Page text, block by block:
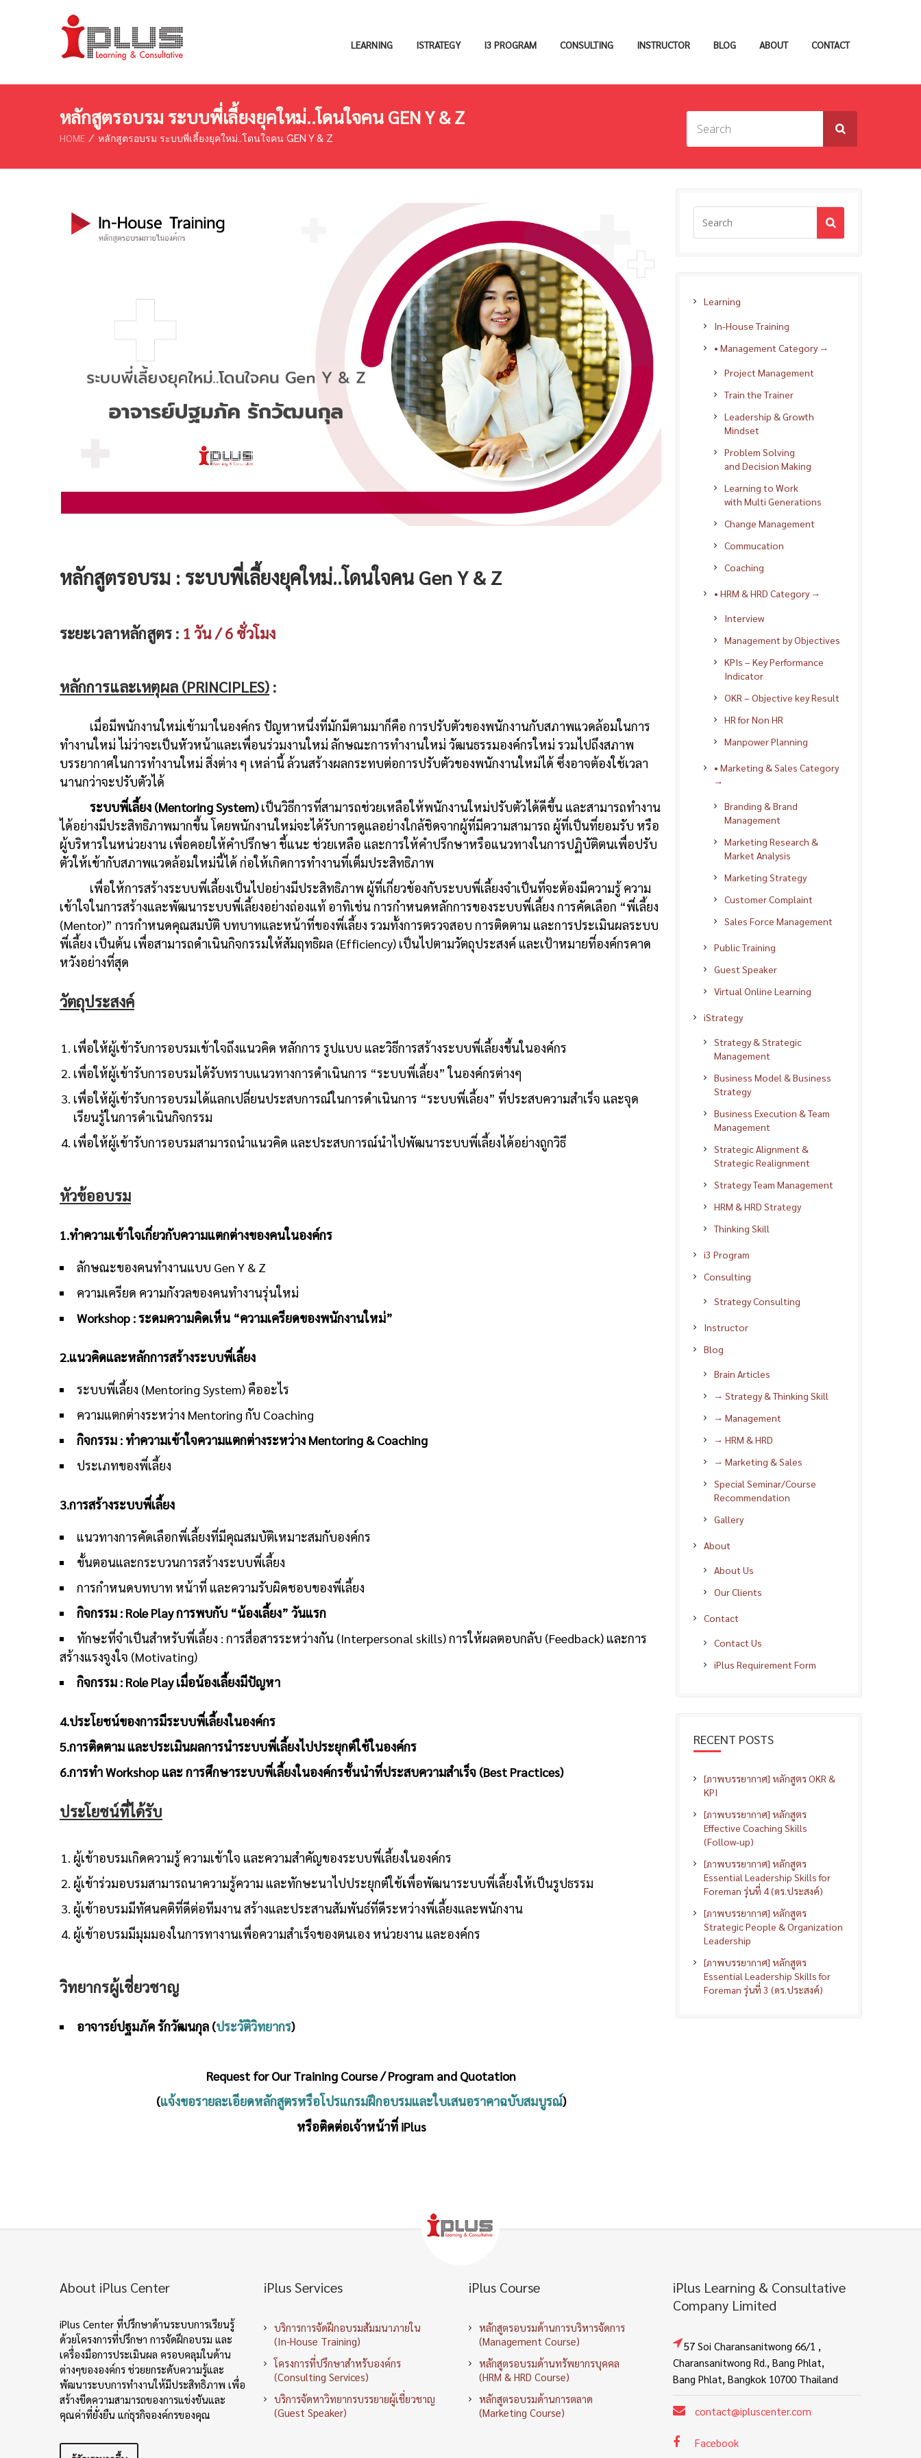
LEARNING ISTRATEGY I3 PROGRAM CONSULTING INSTRUCTOR BLOG ABOUT CONTACT
หลักสูตรอบรม ระบบพี่เลี้ยงยุคใหม่..โดนใจคน GEN Y & Z
HOME หลักสูตรอบรม ระบบพี่เลี้ยงยุคใหม่..โดนใจคน GEN Y & Z
หลักสูตรอบรม : ระบบพี่เลี้ยงยุคใหม่..โดนใจคนGen Y & Z
ระยะเวลาหลักสูตร : 1 วัน / 6 ชั่วโมง
หลักการและเหตุผล (PRINCIPLES) :
เมื่อมีพนักงานใหม่เข้ามาในองค์กร ปัญหาหนึ่งที่มักมีตามมาก็คือ การปรับตัวของพนักงานกับสภาพแวดล้อมในการ
ทำงานใหม่ ไม่ว่าจะเป็นหัวหน้าและเพื่อนร่วมงานใหม่ ลักษณะการทำงานใหม่ วัฒนธรรมองค์กรใหม่ รวมไปถึงสภาพ
บรรยากาศในการทำงานใหม่ สิ่งต่าง ๆ เหล่านี้ ล้วนสร้างผลกระทบต่อการปรับตัวของพนักงานใหม่ได้ ซึ่งอาจต้องใช้เวลา
นานกว่าจะปรับตัวได้
ระบบพี่เลี้ยง (Mentoring System)เป็นวิธีการที่สามารถช่วยเหลือให้พนักงานใหม่ปรับตัวได้ดีขึ้น และสามารถทำงาน
ได้อย่างมีประสิทธิภาพมากขึ้น โดยพนักงานใหม่จะได้รับการดูแลอย่างใกล้ชิดจากผู้ที่มีความสามารถ ผู้ที่เป็นที่ยอมรับ หรือ
ผู้บริหารในหน่วยงาน เพื่อคอยให้คำปรึกษา ชี้แนะ ช่วยเหลือ และการให้คำปรึกษาหรือแนวทางในการปฏิบัติตนเพื่อปรับ
ตัวให้เข้ากับสภาพแวดล้อมใหม่นี้ได้ ก่อให้เกิดการทำงานที่เต็มประสิทธิภาพ
เพื่อให้การสร้างระบบพี่เลี้ยงเป็นไปอย่างมีประสิทธิภาพ ผู้ที่เกี่ยวข้องกับระบบพี่เลี้ยงจำเป็นที่จะต้องมีความรู้ ความ
เข้าใจในการสร้างและพัฒนาระบบพี่เลี้ยงอย่างถ่องแท้ อาทิเช่น การกำหนดหลักการของระบบพี่เลี้ยง การคัดเลือก “พี่เลี้ยง
(Mentor)” การกำหนดคุณสมบัติ บทบาทและหน้าที่ของพี่เลี้ยง รวมทั้งการตรวจสอบ การติดตาม และการประเมินผลระบบ
พี่เลี้ยง เป็นต้น เพื่อสามารถดำเนินกิจกรรมให้สัมฤทธิผล (Efficiency) เป็นไปตามวัตถุประสงค์ และเป้าหมายที่องค์กรคาด
หวังอย่างที่สุด
วัตถุประสงค์
เพื่อให้ผู้เข้ารับการอบรมเข้าใจถึงแนวคิด หลักการ รูปแบบ และวิธีการสร้างระบบพี่เลี้ยงขึ้นในองค์กร
เพื่อให้ผู้เข้ารับการอบรมได้รับทราบแนวทางการดำเนินการ “ระบบพี่เลี้ยง” ในองค์กรต่างๆ
เพื่อให้ผู้เข้ารับการอบรมได้แลกเปลี่ยนประสบการณ์ในการดำเนินการ “ระบบพี่เลี้ยง” ที่ประสบความสำเร็จ และจุด
เรียนรู้ในการดำเนินกิจกรรม
เพื่อให้ผู้เข้ารับการอบรมสามารถนำแนวคิด และประสบการณ์นำไปพัฒนาระบบพี่เลี้ยงได้อย่างถูกวิธี
หัวข้ออบรม
1.ทำความเข้าใจเกี่ยวกับความแตกต่างของคนในองค์กร
ลักษณะของคนทำงานแบบ Gen Y & Z
ความเครียด ความกังวลของคนทำงานรุ่นใหม่
Workshop : ระดมความคิดเห็น “ความเครียดของพนักงานใหม่”
2.แนวคิดและหลักการสร้างระบบพี่เลี้ยง
ระบบพี่เลี้ยง (Mentoring System) คืออะไร
ความแตกต่างระหว่าง Mentoring กับ Coaching
กิจกรรม : ทำความเข้าใจความแตกต่างระหว่าง Mentoring & Coaching
ประเภทของพี่เลี้ยง
3.การสร้างระบบพี่เลี้ยง
แนวทางการคัดเลือกพี่เลี้ยงที่มีคุณสมบัติเหมาะสมกับองค์กร
ขั้นตอนและกระบวนการสร้างระบบพี่เลี้ยง
การกำหนดบทบาท หน้าที่ และความรับผิดชอบของพี่เลี้ยง
กิจกรรม : Role Play การพบกับ “น้องเลี้ยง” วันแรก
ทักษะที่จำเป็นสำหรับพี่เลี้ยง : การสื่อสารระหว่างกัน (Interpersonal skills) การให้ผลตอบกลับ (Feedback) และการ
สร้างแรงจูงใจ (Motivating)
กิจกรรม : Role Playเมื่อน้องเลี้ยงมีปัญหา
4.ประโยชน์ของการมีระบบพี่เลี้ยงในองค์กร
5.การติดตาม และประเมินผลการนำระบบพี่เลี้ยงไปประยุกต์ใช้ในองค์กร
6.การทำ Workshop และ การศึกษาระบบพี่เลี้ยงในองค์กรชั้นนำที่ประสบความสำเร็จ (Best Practices)
ประโยชน์ที่ได้รับ
ผู้เข้าอบรมเกิดความรู้ ความเข้าใจ และความสำคัญของระบบพี่เลี้ยงในองค์กร
ผู้เข้าร่วมอบรมสามารถนาความรู้ความ และทักษะนาไปประยุกต์ใช้เพื่อพัฒนาระบบพี่เลี้ยงให้เป็นรูปธรรม
ผู้เข้าอบรมมีทัศนคติที่ดีต่อทีมงาน สร้างและประสานสัมพันธ์ที่ดีระหว่างพี่เลี้ยงและพนักงาน
ผู้เข้าอบรมมีมุมมองในการทางานเพื่อความสำเร็จของตนเอง หน่วยงาน และองค์กร
วิทยากรผู้เชี่ยวชาญ
อาจารย์ปฐมภัค รักวัฒนกุล (ประวัติวิทยากร)
Request for Our Training Course / Program and Quotation
(แจ้งขอรายละเอียดหลักสูตรหรือโปรแกรมฝึกอบรมและใบเสนอราคาฉบับสมบูรณ์)
หรือติดต่อเจ้าหน้าที่ iPlus
Learning
In-House Training
• Management Category →
Project Management
Train the Trainer
Leadership & Growth
Mindset
Problem Solving
and Decision Making
Learning to Work
with Multi Generations
Change Management
Commucation
Coaching
• HRM & HRD Category →
Interview
Management by Objectives
KPIs – Key Performance
Indicator
OKR – Objective key Result
HR for Non HR
Manpower Planning
• Marketing & Sales Category
→
Branding & Brand
Management
Marketing Research &
Market Analysis
Marketing Strategy
Customer Complaint
Sales Force Management
Public Training
Guest Speaker
Virtual Online Learning
iStrategy
Strategy & Strategic
Management
Business Model & Business
Strategy
Business Execution & Team
Management
Strategic Alignment &
Strategic Realignment
Strategy Team Management
HRM & HRD Strategy
Thinking Skill
i3 Program
Consulting
Strategy Consulting
Instructor
Blog
Brain Articles
→ Strategy & Thinking Skill
→ Management
→ HRM & HRD
→ Marketing & Sales
Special Seminar/Course
Recommendation
Gallery
About
About Us
Our Clients
Contact
Contact Us
iPlus Requirement Form
RECENT POSTS
[ภาพบรรยากาศ] หลักสูตร OKR &
KPI
[ภาพบรรยากาศ] หลักสูตร
Effective Coaching Skills
(Follow-up)
[ภาพบรรยากาศ] หลักสูตร
Essential Leadership Skills for
Foreman รุ่นที่ 4 (ดร.ประสงค์)
[ภาพบรรยากาศ] หลักสูตร
Strategic People & Organization
Leadership
[ภาพบรรยากาศ] หลักสูตร
Essential Leadership Skills for
Foreman รุ่นที่ 3 (ดร.ประสงค์)
About iPlus Center
iPlus Center ที่ปรึกษาด้านระบบการเรียนรู้
ด้วยโครงการที่ปรึกษา การจัดฝึกอบรม และ
เครื่องมือการประเมินผล ครอบคลุมในด้าน
ต่างๆขององค์กร ช่วยยกระดับความรู้และ
พัฒนาระบบการทำงานให้มีประสิทธิภาพ เพื่อ
สร้างขีดความสามารถของการแข่งขันและ
คุณค่าที่ยั่งยืน แก่ธุรกิจองค์กรของคุณ
iPlus Services
บริการการจัดฝึกอบรมสัมมนาภายใน
(In-House Training)
โครงการที่ปรึกษาสำหรับองค์กร
(Consulting Services)
บริการจัดหาวิทยากรบรรยายผู้เชี่ยวชาญ
(Guest Speaker)
iPlus Course
หลักสูตรอบรมด้านการบริหารจัดการ
(Management Course)
หลักสูตรอบรมด้านทรัพยากรบุคคล
(HRM & HRD Course)
หลักสูตรอบรมด้านการตลาด
(Marketing Course)
iPlus Learning & Consultative
Company Limited
57 Soi Charansanitwong 66/1 ,
Charansanitwong Rd., Bang Phlat,
Bang Phlat, Bangkok 10700 Thailand
contact@ipluscenter.com
Facebook